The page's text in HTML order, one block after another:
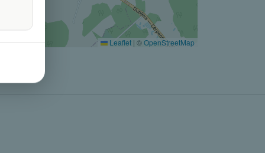
Leaflet | ©OpenStreetMap